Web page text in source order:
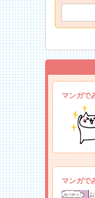
マンガで
マンガで